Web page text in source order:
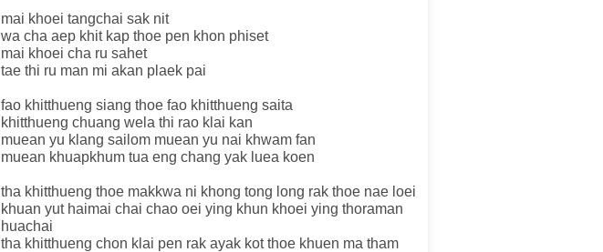
mai khoei tangchai sak nit
wa cha aep khit kap thoe pen khon phiset
mai khoei cha ru sahet
tae thi ru man mi akan plaek pai
fao khitthueng siang thoe fao khitthueng saita
khitthueng chuang wela thi rao klai kan
muean yu klang sailom muean yu nai khwam fan
muean khuapkhum tua eng chang yak luea koen
tha khitthueng thoe makkwa ni khong tong long rak thoe nae loei
khuan yut haimai chai chao oei ying khun khoei ying thoraman
huachai
tha khitthueng chon klai pen rak ayak kot thoe khuen ma tham